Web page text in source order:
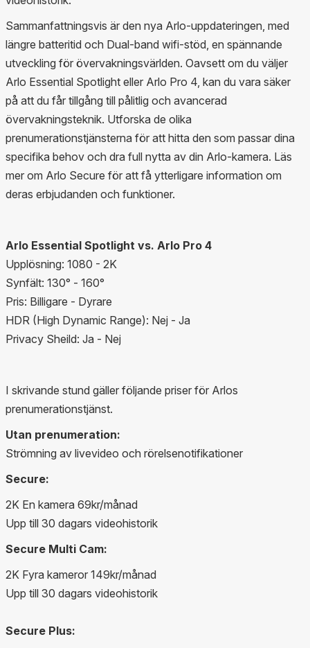
Sammanfattningsvis är den nya Arlo-uppdateringen, med
längre batteritid och Dual-band wifi-stöd, en spännande
utveckling för övervakningsvärlden. Oavsett om du väljer
Arlo Essential Spotlight eller Arlo Pro 4, kan du vara säker
på att du får tillgång till pålitlig och avancerad
övervakningsteknik. Utforska de olika
prenumerationstjänsterna för att hitta den som passar dina
specifika behov och dra full nytta av din Arlo-kamera. Läs
mer om Arlo Secure för att få ytterligare information om
deras erbjudanden och funktioner.
Arlo Essential Spotlight vs. Arlo Pro 4
Upplösning: 1080 - 2K
Synfält: 130° - 160°
Pris: Billigare - Dyrare
HDR (High Dynamic Range): Nej - Ja
Privacy Sheild: Ja - Nej
I skrivande stund gäller följande priser för Arlos
prenumerationstjänst.
Utan prenumeration:
Strömning av livevideo och rörelsenotifikationer
Secure:
2K En kamera 69kr/månad
Upp till 30 dagars videohistorik
Secure Multi Cam:
2K Fyra kameror 149kr/månad
Upp till 30 dagars videohistorik
Secure Plus: